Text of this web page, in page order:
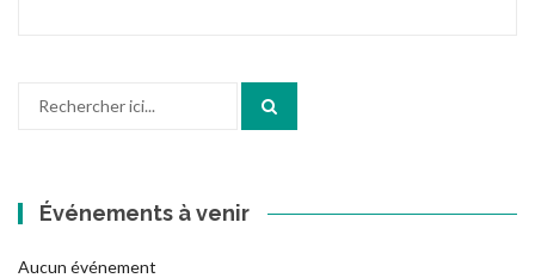
Événements à venir
Aucun événement